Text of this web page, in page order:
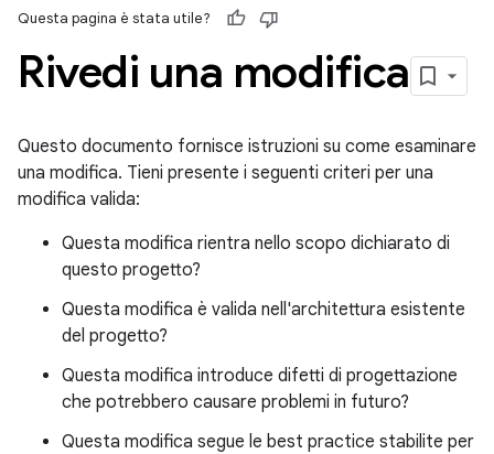
Questa pagina è stata utile?
Rivedi una modifica
Questo documento fornisce istruzioni su come esaminare
una modifica. Tieni presente i seguenti criteri per una
modifica valida:
Questa modifica rientra nello scopo dichiarato di
questo progetto?
Questa modifica è valida nell'architettura esistente
del progetto?
Questa modifica introduce difetti di progettazione
che potrebbero causare problemi in futuro?
Questa modifica segue le best practice stabilite per